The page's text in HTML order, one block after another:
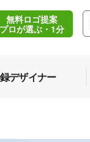
無料ロゴ提案
プロが選ぶ・1分
デザイナー